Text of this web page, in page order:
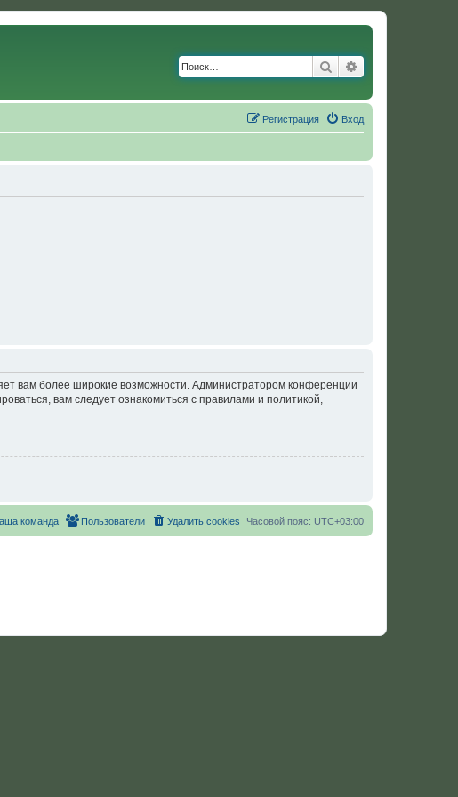
Поиск
Вход
Регистрация
вам более широкие возможности. Администратором конференции
вам следует ознакомиться с правилами и политикой,
Часовой пояс: UTC+03:00
Удалить cookies
Пользователи
команда